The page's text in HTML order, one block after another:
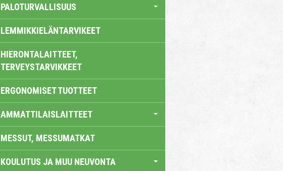
PALOTURVALLISUUS
LEMMIKKIELÄNTARVIKEET
HIERONTALAITTEET,
TERVEYSTARVIKKEET
ERGONOMISET TUOTTEET
AMMATTILAISLAITTEET
MESSUT, MESSUMATKAT
KOULUTUS JA MUU NEUVONTA